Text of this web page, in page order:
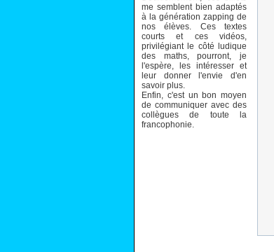
me semblent bien adaptés
à la génération zapping de
nos élèves. Ces textes
courts et ces vidéos,
privilégiant le côté ludique
des maths, pourront, je
l'espère, les intéresser et
leur donner l'envie d'en
savoir plus.
Enfin, c'est un bon moyen
de communiquer avec des
collègues de toute la
francophonie.